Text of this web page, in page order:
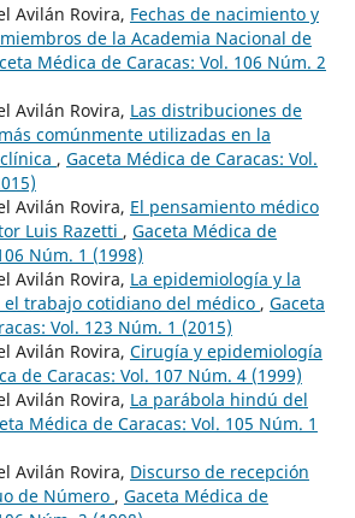
Avilán Rovira, Fechas de nacimiento y
de la Academia Nacional de
Médica de Caracas: Vol. 106 Núm. 2
Avilán Rovira, Las distribuciones de
comúnmente utilizadas en la
, Gaceta Médica de Caracas: Vol.
Avilán Rovira, El pensamiento médico
Luis Razetti , Gaceta Médica de
Núm. 1 (1998)
Avilán Rovira, La epidemiología y la
trabajo cotidiano del médico , Gaceta
Vol. 123 Núm. 1 (2015)
Avilán Rovira, Cirugía y epidemiología
de Caracas: Vol. 107 Núm. 4 (1999)
Avilán Rovira, La parábola hindú del
Médica de Caracas: Vol. 105 Núm. 1
Avilán Rovira, Discurso de recepción
de Número , Gaceta Médica de